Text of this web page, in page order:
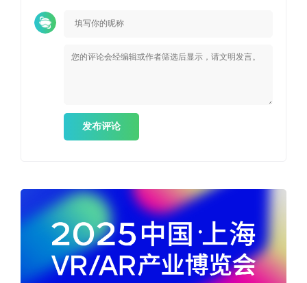
发布评论